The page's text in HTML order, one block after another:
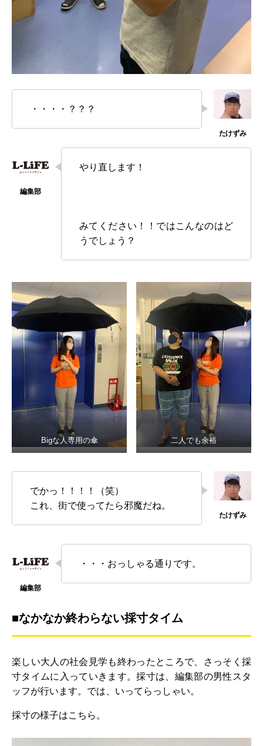
・・・・？？？
やり直します！
みてください！！ではこんなのはど
うでしょう？
Bigな人専用の傘 二人でも余裕
でかっ！！！！（笑）
これ、街で使ってたら邪魔だね。
・・・おっしゃる通りです。
■なかなか終わらない採寸タイム
楽しい大人の社会見学も終わったところで、さっそく採
寸タイムに入っていきます。採寸は、編集部の男性スタ
ッフが行います。では、いってらっしゃい。
採寸の様子はこちら。